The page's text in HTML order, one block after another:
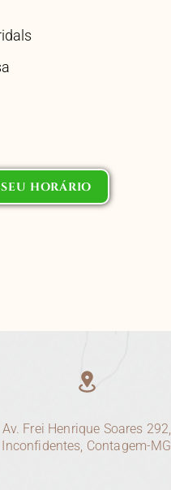
HORÁRIO
Av. Frei Henrique Soares 292,
Inconfidentes, Contagem-MG